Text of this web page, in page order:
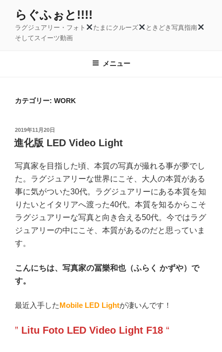
らぐふぉと!!!!
ラグジュアリー・フォト たまにクルーズ
ときどき写真指南
そしてスイーツ動画
メニュー
カテゴリー: WORK
投
稿
日:
2019年11月20日
進化版 LED Video Light
写真家を目指した頃、本質の写真が撮れる事が夢でし
た。ラグジュアリーな世界にこそ、大人の本質がある
事に気がついた30代。ラグジュアリーにある本質を知
りたいとイタリアへ渡った40代。本質を知るからこそ
ラグジュアリーな写真と向き合える50代。今ではラグ
ジュアリーの中にこそ、本質があるのだと思っていま
す。
こんにちは、写真家の冨樂和也（ふらく かずや）で
す。
最近入手したMobile LED Lightが凄いんです！
” Litu Foto LED Video Light F18 “